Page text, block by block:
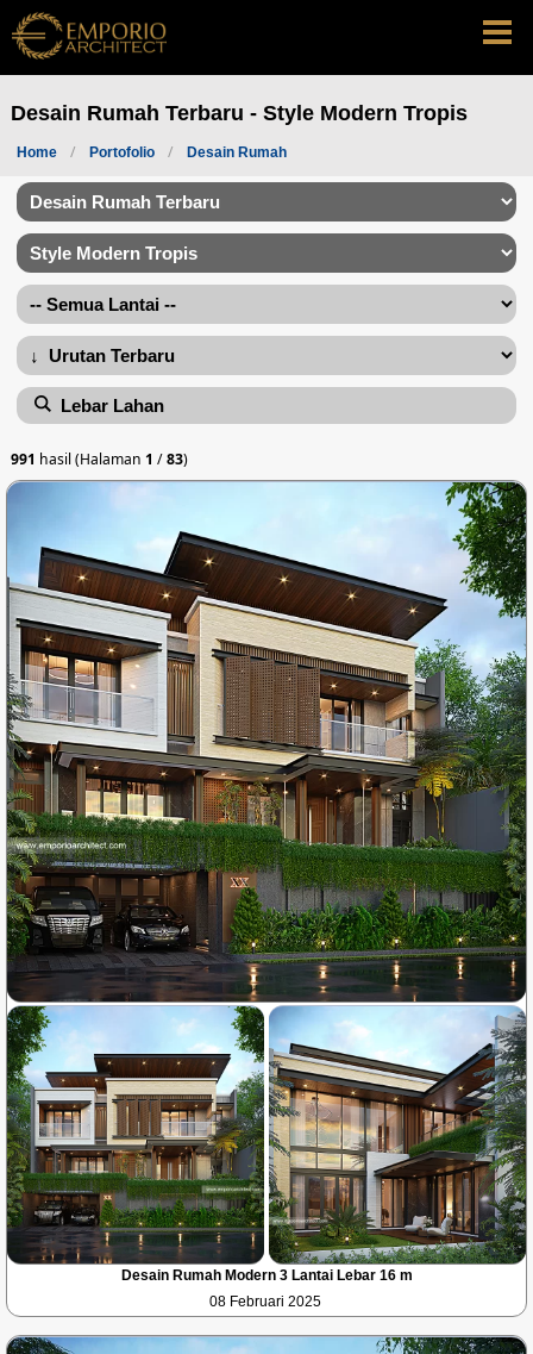
Desain Rumah Terbaru - Style Modern Tropis
Home Portofolio Desain Rumah
Lebar Lahan
991 hasil (Halaman 1 /83)
Desain Rumah Modern 3 Lantai Lebar 16 m
08 Februari 2025